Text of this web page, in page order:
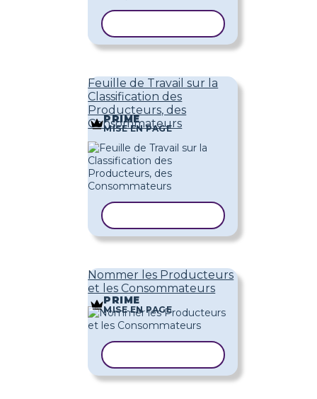
Feuille de Travail sur la
Classification des
Producteurs, des
Consommateurs
PRIME
MISE EN PAGE
Nommer les Producteurs
et les Consommateurs
PRIME
MISE EN PAGE